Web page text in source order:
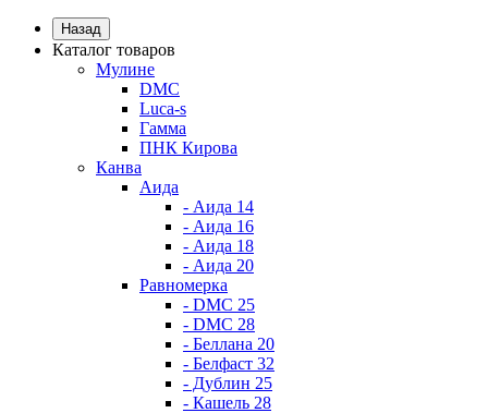
Назад
Каталог товаров
Мулине
DMC
Luca-s
Гамма
ПНК Кирова
Канва
Аида
- Аида 14
- Аида 16
- Аида 18
- Аида 20
Равномерка
- DMC 25
- DMC 28
- Беллана 20
- Белфаст 32
- Дублин 25
- Кашель 28